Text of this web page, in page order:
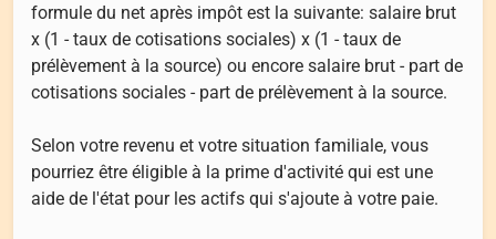
formule du net après impôt est la suivante: salaire brut
x (1 - taux de cotisations sociales) x (1 - taux de
prélèvement à la source) ou encore salaire brut - part de
cotisations sociales - part de prélèvement à la source.
Selon votre revenu et votre situation familiale, vous
pourriez être éligible à la prime d'activité qui est une
aide de l'état pour les actifs qui s'ajoute à votre paie.